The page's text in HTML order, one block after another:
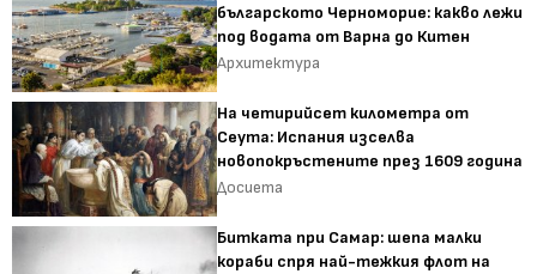
българското Черноморие: какво лежи
под водата от Варна до Китен
Архитектура
На четирийсет километра от
Сеута: Испания изселва
новопокръстените през 1609 година
Досиета
Битката при Самар: шепа малки
кораби спря най-тежкия флот на